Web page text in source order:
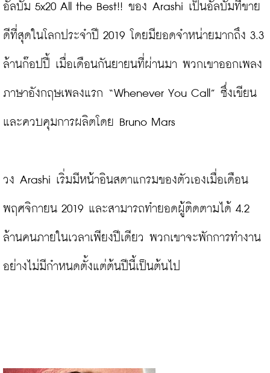
อัลบั้ม 5x20 All the Best!! ของ Arashi เป็นอัลบั้มที่ขาย
ดีที่สุดในโลกประจำปี 2019 โดยมียอดจำหน่ายมากถึง 3.3
ล้านก๊อปปี้ เมื่อเดือนกันยายนที่ผ่านมา พวกเขาออกเพลง
ภาษาอังกฤษเพลงแรก “Whenever You Call” ซึ่งเขียน
และควบคุมการผลิตโดย Bruno Mars
วง Arashi เริ่มมีหน้าอินสตาแกรมของตัวเองเมื่อเดือน
พฤศจิกายน 2019 และสามารถทำยอดผู้ติดตามได้ 4.2
ล้านคนภายในเวลาเพียงปีเดียว พวกเขาจะพักการทำงาน
อย่างไม่มีกำหนดตั้งแต่ต้นปีนี้เป็นต้นไป